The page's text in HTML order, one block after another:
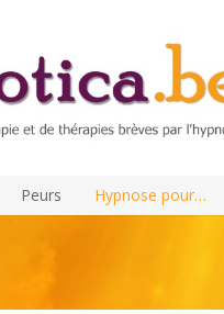
Peurs Hypnose pour…